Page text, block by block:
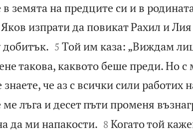
земята на предците си и в
изпрати да повикат Рахил и

5 Той им каза: „Виждам
такова, каквото беше преди. Но с
знаете, че аз с всички сили работих
лъга и десет пъти променя
да ми напакости.
8 Когато той